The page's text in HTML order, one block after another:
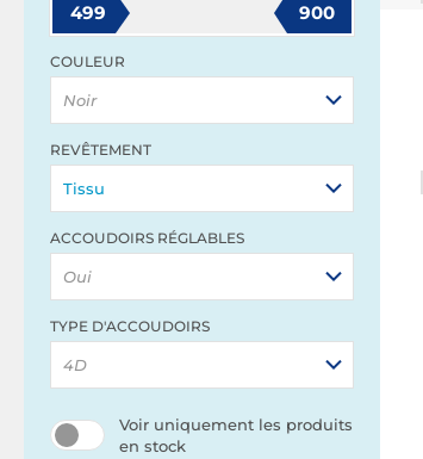
499 900
COULEUR
Noir
REVÊTEMENT
Tissu
ACCOUDOIRS RÉGLABLES
Oui
TYPE D'ACCOUDOIRS
4D
Voir uniquement les produits
en stock